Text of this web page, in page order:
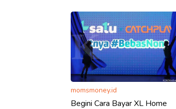
momsmoney.id
Begini Cara Bayar XL Home